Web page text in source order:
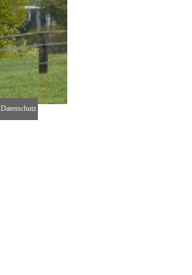
Datenschutz